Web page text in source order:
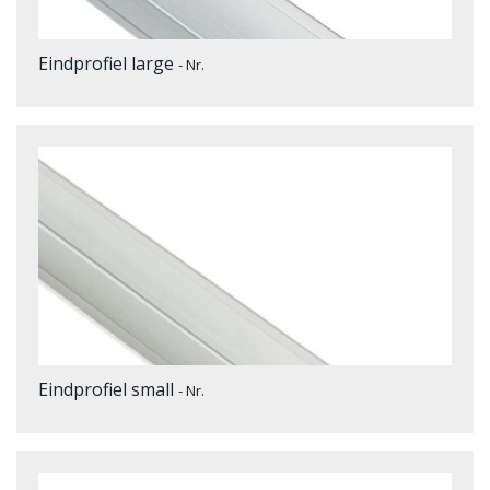
Eindprofiel large - Nr.
Eindprofiel small - Nr.